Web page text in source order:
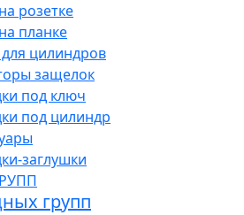
розетке
планке
цилиндров
защелок
под ключ
под цилиндр
заглушки
групп